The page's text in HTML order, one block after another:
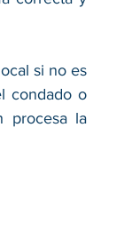
si no es
condado o
procesa la